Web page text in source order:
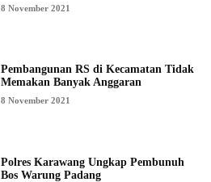
8 November 2021
Pembangunan RS di Kecamatan Tidak
Memakan Banyak Anggaran
8 November 2021
Polres Karawang Ungkap Pembunuh
Bos Warung Padang